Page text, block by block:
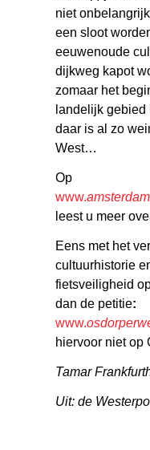
niet
een sloot
eeuwenoude
dijkweg kapot
zomaar het
landelijk
daar is al zo
West…
Op
www.
leest u meer
Eens met het
cultuurhistorie
fietsveiligheid
dan de petitie:
www.
hiervoor niet op
Tamar
Uit: de